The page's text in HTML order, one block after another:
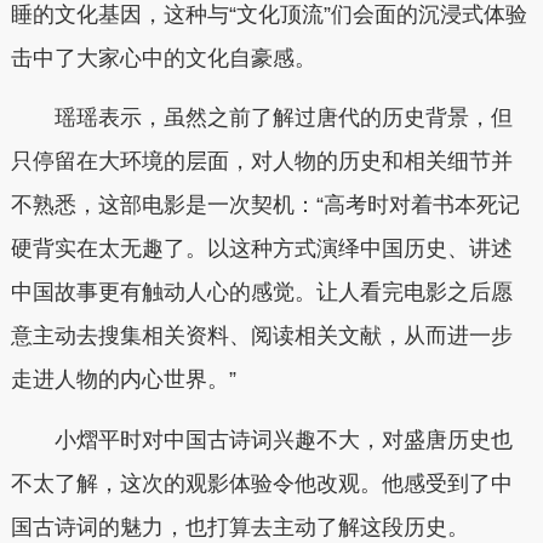
睡的文化基因，这种与“文化顶流”们会面的沉浸式体验
击中了大家心中的文化自豪感。
瑶瑶表示，虽然之前了解过唐代的历史背景，但
只停留在大环境的层面，对人物的历史和相关细节并
不熟悉，这部电影是一次契机：“高考时对着书本死记
硬背实在太无趣了。以这种方式演绎中国历史、讲述
中国故事更有触动人心的感觉。让人看完电影之后愿
意主动去搜集相关资料、阅读相关文献，从而进一步
走进人物的内心世界。”
小熠平时对中国古诗词兴趣不大，对盛唐历史也
不太了解，这次的观影体验令他改观。他感受到了中
国古诗词的魅力，也打算去主动了解这段历史。